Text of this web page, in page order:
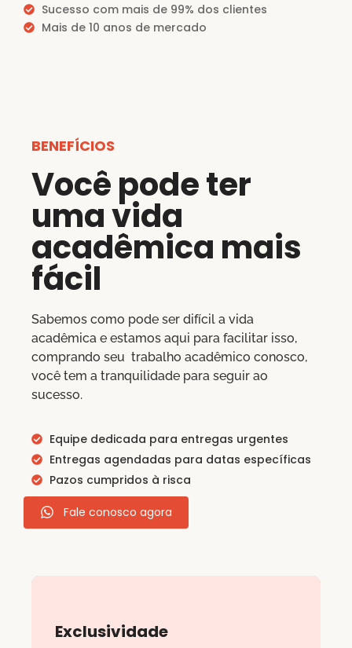
Sucesso com mais de 99% dos clientes
Mais de 10 anos de mercado
BENEFÍCIOS
Você pode ter
uma vida
acadêmica mais
fácil
Sabemos como pode ser difícil a vida
acadêmica e estamos aqui para facilitar isso,
comprando seu trabalho acadêmico conosco,
você tem a tranquilidade para seguir ao
sucesso.
Equipe dedicada para entregas urgentes
Entregas agendadas para datas específicas
Pazos cumpridos à risca
Fale conosco agora
Exclusividade